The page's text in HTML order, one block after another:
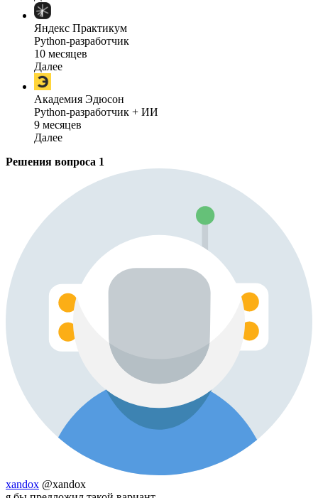
Яндекс Практикум
Python-разработчик
10 месяцев
Далее
Академия Эдюсон
Python-разработчик + ИИ
9 месяцев
Далее
Решения вопроса 1
xandox @xandox